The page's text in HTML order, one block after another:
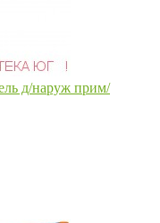
д/наруж прим/